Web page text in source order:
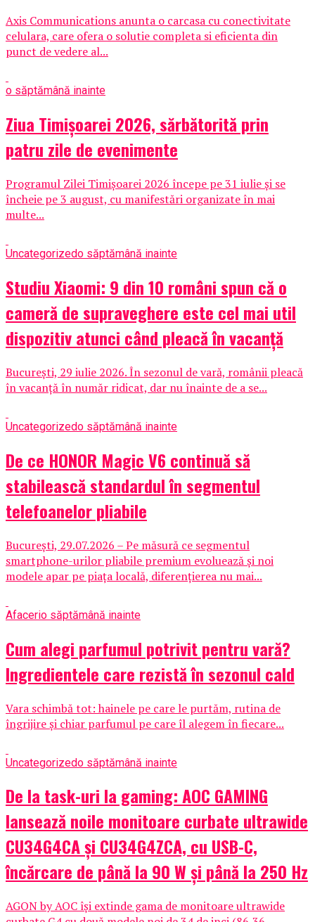
Axis Communications anunta o carcasa cu conectivitate
celulara, care ofera o solutie completa si eficienta din
punct de vedere al...
o săptămână inainte
Ziua Timișoarei 2026, sărbătorită prin
patru zile de evenimente
Programul Zilei Timișoarei 2026 începe pe 31 iulie și se
încheie pe 3 august, cu manifestări organizate în mai
multe...
Uncategorizedo săptămână inainte
Studiu Xiaomi: 9 din 10 români spun că o
cameră de supraveghere este cel mai util
dispozitiv atunci când pleacă în vacanță
București, 29 iulie 2026. În sezonul de vară, românii pleacă
în vacanță în număr ridicat, dar nu înainte de a se...
Uncategorizedo săptămână inainte
De ce HONOR Magic V6 continuă să
stabilească standardul în segmentul
telefoanelor pliabile
București, 29.07.2026 – Pe măsură ce segmentul
smartphone-urilor pliabile premium evoluează și noi
modele apar pe piața locală, diferențierea nu mai...
Afacerio săptămână inainte
Cum alegi parfumul potrivit pentru vară?
Ingredientele care rezistă în sezonul cald
Vara schimbă tot: hainele pe care le purtăm, rutina de
îngrijire și chiar parfumul pe care îl alegem în fiecare...
Uncategorizedo săptămână inainte
De la task-uri la gaming: AOC GAMING
lansează noile monitoare curbate ultrawide
CU34G4CA și CU34G4ZCA, cu USB-C,
încărcare de până la 90 W și până la 250 Hz
AGON by AOC își extinde gama de monitoare ultrawide